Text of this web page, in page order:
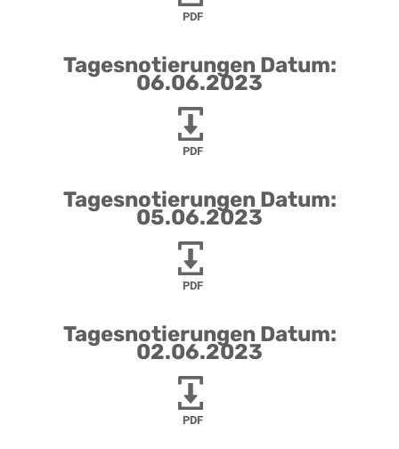
PDF
Tagesnotierungen Datum:
06.06.2023
PDF
Tagesnotierungen Datum:
05.06.2023
PDF
Tagesnotierungen Datum:
02.06.2023
PDF